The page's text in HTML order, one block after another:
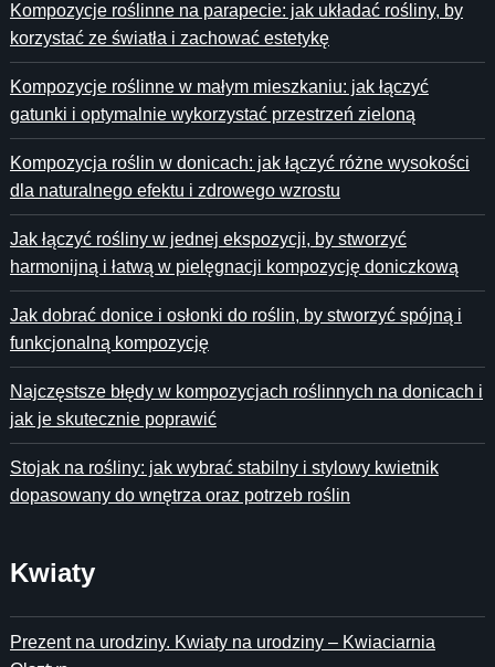
Kompozycje roślinne na parapecie: jak układać rośliny, by
korzystać ze światła i zachować estetykę
Kompozycje roślinne w małym mieszkaniu: jak łączyć
gatunki i optymalnie wykorzystać przestrzeń zieloną
Kompozycja roślin w donicach: jak łączyć różne wysokości
dla naturalnego efektu i zdrowego wzrostu
Jak łączyć rośliny w jednej ekspozycji, by stworzyć
harmonijną i łatwą w pielęgnacji kompozycję doniczkową
Jak dobrać donice i osłonki do roślin, by stworzyć spójną i
funkcjonalną kompozycję
Najczęstsze błędy w kompozycjach roślinnych na donicach i
jak je skutecznie poprawić
Stojak na rośliny: jak wybrać stabilny i stylowy kwietnik
dopasowany do wnętrza oraz potrzeb roślin
Kwiaty
Prezent na urodziny. Kwiaty na urodziny – Kwiaciarnia